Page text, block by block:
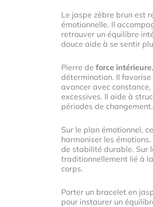
Le jaspe zèbre brun est
émotionnelle. Il
retrouver un équilibre
douce aide à se sentir
Pierre de force intérieure
détermination. Il
avancer avec
excessives. Il aide à
périodes de changement.
Sur le plan émotionnel,
harmoniser les
de stabilité durable. Sur
traditionnellement lié à
corps.
Porter un bracelet en
pour instaurer un